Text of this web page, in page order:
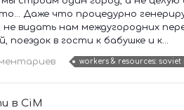
Даже что процедурно
видать нам междугородних
поездок в гости к бабушке и к...
workers & resources:
в CiM